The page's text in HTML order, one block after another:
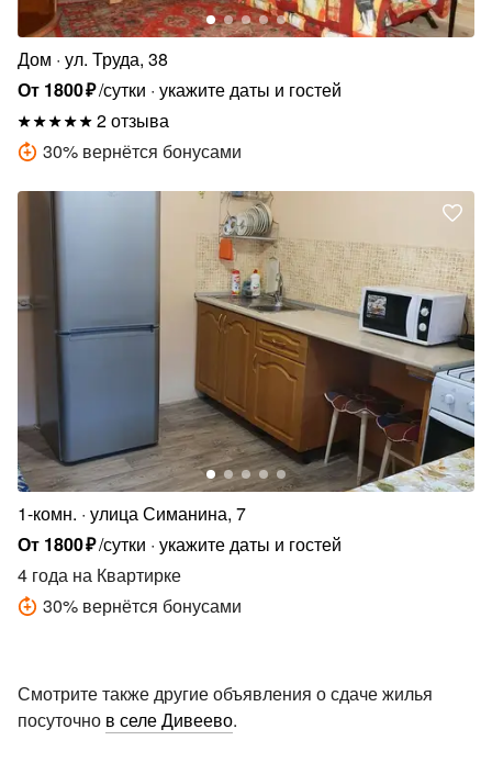
Дом ул. Труда, 38
От 1800₽/сутки укажите даты и гостей
2 отзыва
30% вернётся бонусами
1-комн. улица Симанина, 7
От 1800₽/сутки укажите даты и гостей
4 года на Квартирке
30% вернётся бонусами
Смотрите также другие объявления о сдаче жилья
посуточно в селе Дивеево.